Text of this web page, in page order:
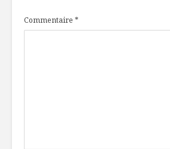
Commentaire *